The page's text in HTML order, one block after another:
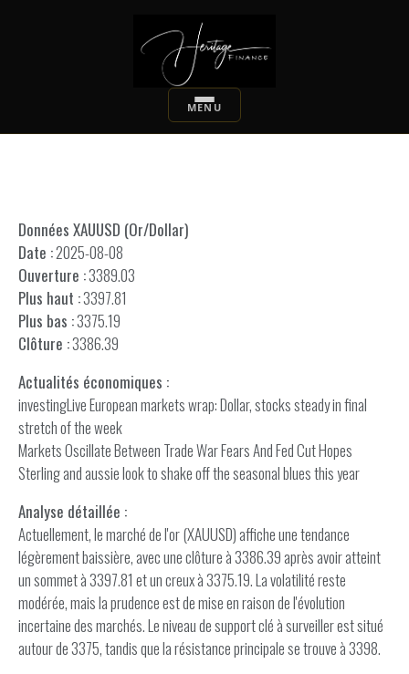
Données XAUUSD (Or/Dollar)
Date :2025-08-08
Ouverture :3389.03
Plus haut :3397.81
Plus bas :3375.19
Clôture :3386.39
Actualités économiques :
investingLive European markets wrap: Dollar, stocks steady in final
stretch of the week
Markets Oscillate Between Trade War Fears And Fed Cut Hopes
Sterling and aussie look to shake off the seasonal blues this year
Analyse détaillée :
Actuellement, le marché de l'or (XAUUSD) affiche une tendance
légèrement baissière, avec une clôture à 3386.39 après avoir atteint
un sommet à 3397.81 et un creux à 3375.19. La volatilité reste
modérée, mais la prudence est de mise en raison de l'évolution
incertaine des marchés. Le niveau de support clé à surveiller est situé
autour de 3375, tandis que la résistance principale se trouve à 3398.